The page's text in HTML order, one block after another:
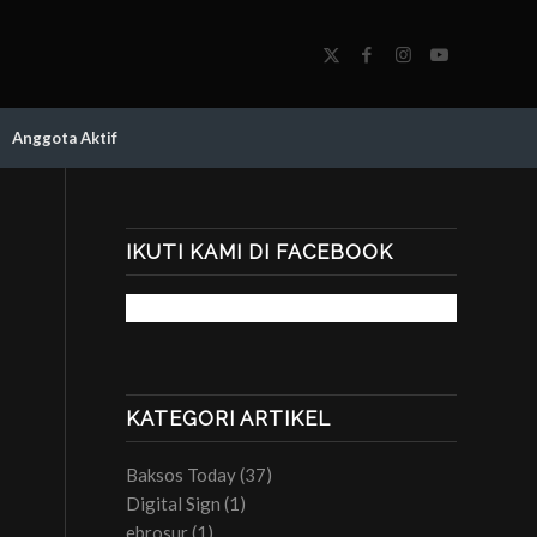
Anggota Aktif
IKUTI KAMI DI FACEBOOK
KATEGORI ARTIKEL
Baksos Today(37)
Digital Sign (1)
ebrosur(1)